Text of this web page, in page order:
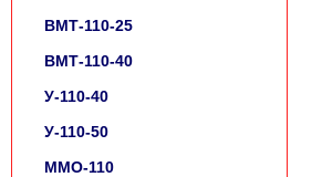
ВМТ-110-25
ВМТ-110-40
У-110-40
У-110-50
ММО-110